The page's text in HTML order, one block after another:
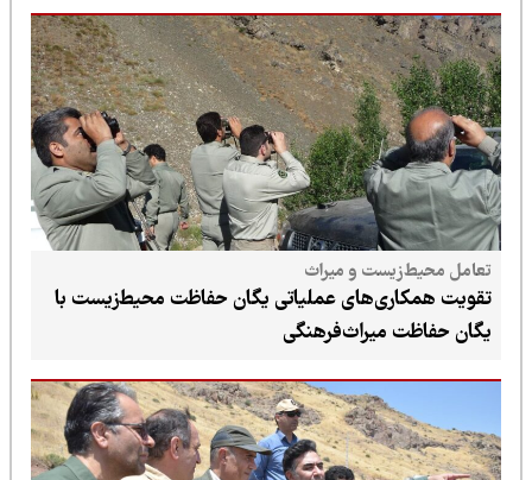
تعامل محیط‌زیست و میراث
تقویت همکاری‌های عملیاتی یگان حفاظت محیط‌زیست با
یگان حفاظت میراث‌فرهنگی